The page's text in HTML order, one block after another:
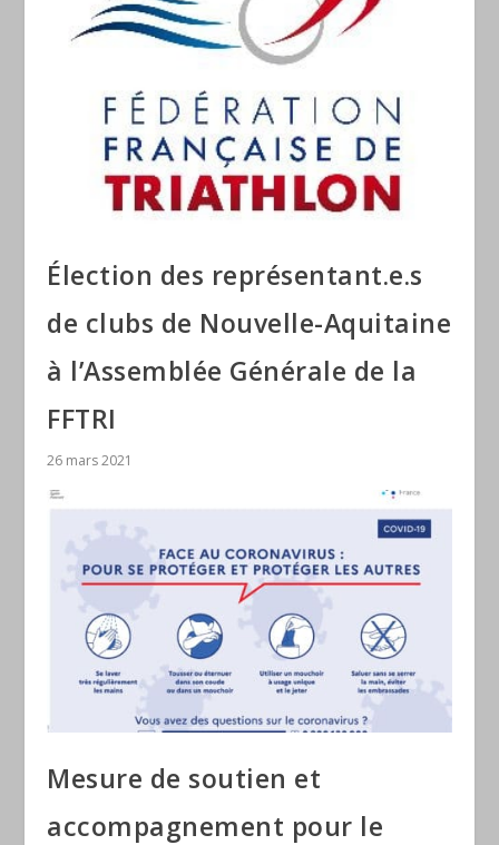
Élection des représentant.e.s
de clubs de Nouvelle-Aquitaine
à l’Assemblée Générale de la
FFTRI
26 mars 2021
Mesure de soutien et
accompagnement pour le